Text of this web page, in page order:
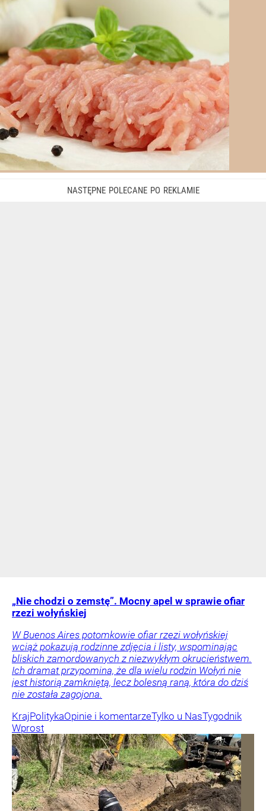
„Nie chodzi o zemstę”. Mocny apel w sprawie ofiar
rzezi wołyńskiej
W Buenos Aires potomkowie ofiar rzezi wołyńskiej
wciąż pokazują rodzinne zdjęcia i listy, wspominając
bliskich zamordowanych z niezwykłym okrucieństwem.
Ich dramat przypomina, że dla wielu rodzin Wołyń nie
jest historią zamkniętą, lecz bolesną raną, która do dziś
nie została zagojona.
KrajPolitykaOpinie i komentarzeTylko u NasTygodnik
Wprost